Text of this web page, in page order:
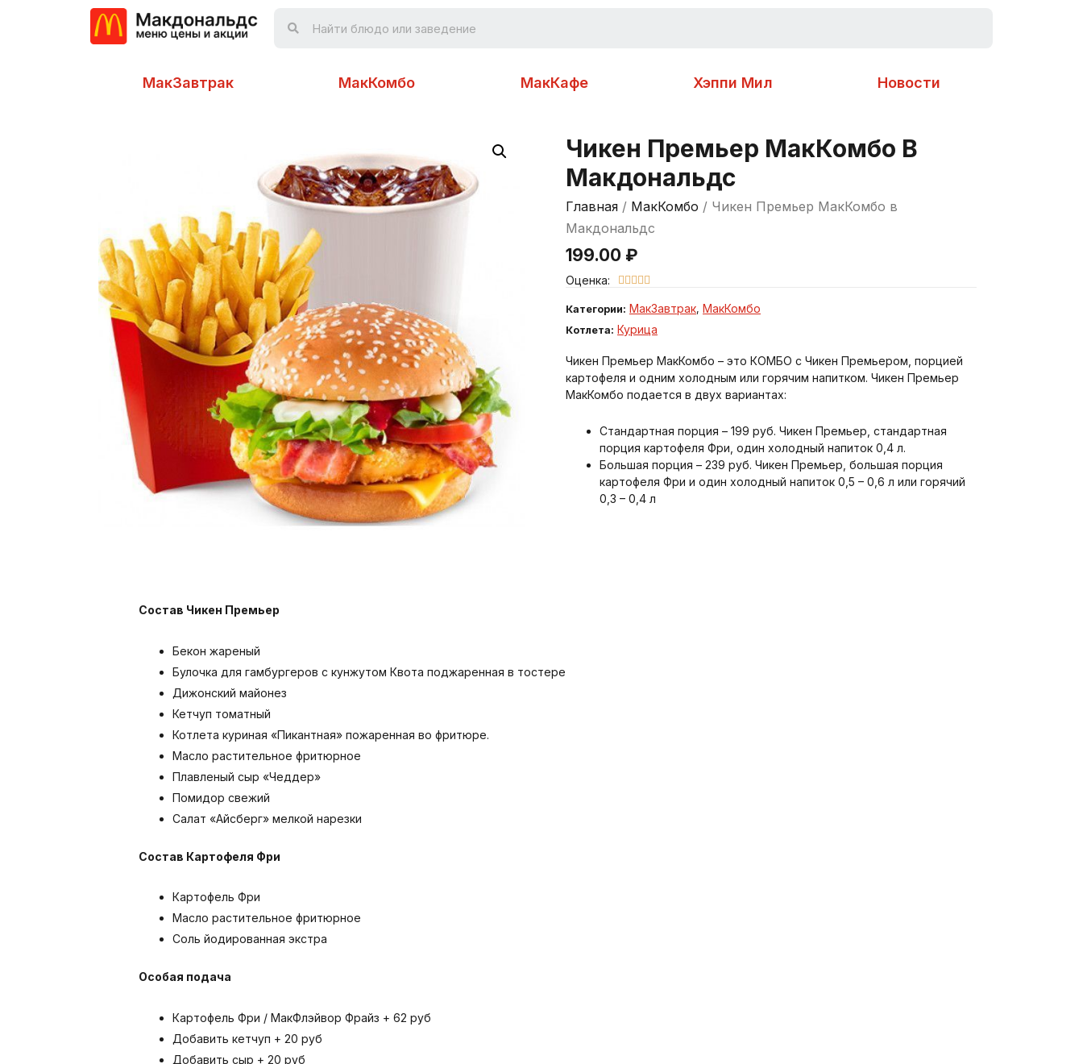
МакЗавтрак МакКомбо МакКафе Хэппи Мил Новости
Чикен Премьер МакКомбо В
Макдональдс
Главная / МакКомбо / Чикен Премьер МакКомбо в
Макдональдс
199.00 ₽
Оценка:     
Категории: МакЗавтрак, МакКомбо
Котлета: Курица
Чикен Премьер МакКомбо – это КОМБО с Чикен Премьером, порцией
картофеля и одним холодным или горячим напитком. Чикен Премьер
МакКомбо подается в двух вариантах:
Стандартная порция – 199 руб. Чикен Премьер, стандартная
порция картофеля Фри, один холодный напиток 0,4 л.
Большая порция – 239 руб. Чикен Премьер, большая порция
картофеля Фри и один холодный напиток 0,5 – 0,6 л или горячий
0,3 – 0,4 л
Состав Чикен Премьер
Бекон жареный
Булочка для гамбургеров с кунжутом Квота поджаренная в тостере
Дижонский майонез
Кетчуп томатный
Котлета куриная «Пикантная» пожаренная во фритюре.
Масло растительное фритюрное
Плавленый сыр «Чеддер»
Помидор свежий
Салат «Айсберг» мелкой нарезки
Состав Картофеля Фри
Картофель Фри
Масло растительное фритюрное
Соль йодированная экстра
Особая подача
Картофель Фри / МакФлэйвор Фрайз + 62 руб
Добавить кетчуп + 20 руб
Добавить сыр + 20 руб